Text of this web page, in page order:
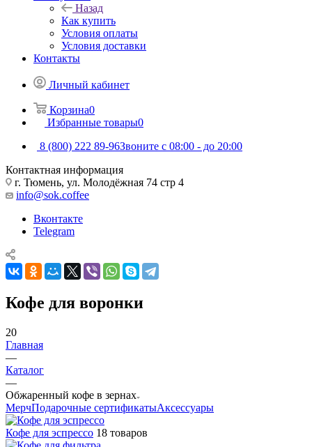
Назад
Как купить
Условия оплаты
Условия доставки
Контакты
Личный кабинет
Корзина0
Избранные товары0
8 (800) 222 89-96Звоните с 08:00 - до 20:00
Контактная информация
г. Тюмень, ул. Молодёжная 74 стр 4
info@sok.coffee
Вконтакте
Telegram
Кофе для воронки
20
Главная
—
Каталог
—
Обжаренный кофе в зернах
МерчПодарочные сертификатыАксессуары
Кофе для эспрессо 18 товаров